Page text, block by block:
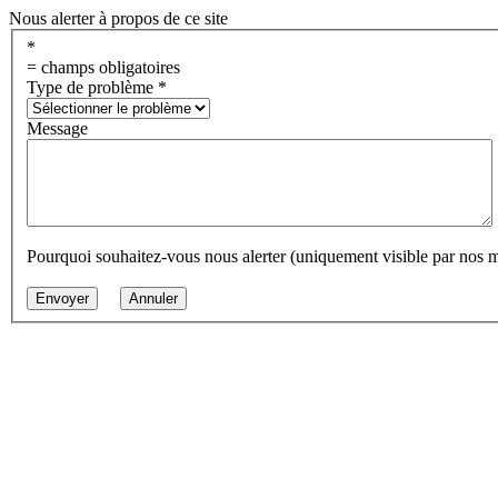
Nous alerter à propos de ce site
*
= champs obligatoires
Type de problème *
Message
Pourquoi souhaitez-vous nous alerter (uniquement visible par nos